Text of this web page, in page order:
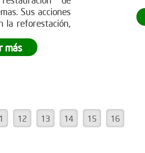
Sus acciones
la reforestación,
de CO? y la
un futuro
más
Juntos,
la
12 13 14 15 16